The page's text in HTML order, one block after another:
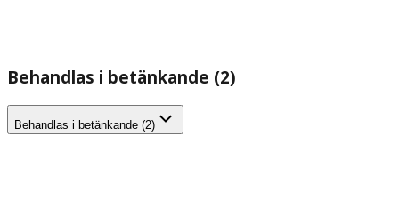
Behandlas i betänkande (2)
Behandlas i betänkande (2)